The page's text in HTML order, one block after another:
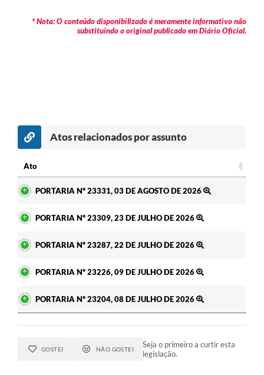
* Nota: O conteúdo disponibilizado é meramente informativo não
substituindo o original publicado em Diário Oficial.
Atos relacionados por assunto
Ato
PORTARIA Nº 23331, 03 DE AGOSTO DE 2026
PORTARIA Nº 23309, 23 DE JULHO DE 2026
PORTARIA Nº 23287, 22 DE JULHO DE 2026
PORTARIA Nº 23226, 09 DE JULHO DE 2026
PORTARIA Nº 23204, 08 DE JULHO DE 2026
GOSTEI NÃO GOSTEI
Seja o primeiro a curtir esta
legislação.